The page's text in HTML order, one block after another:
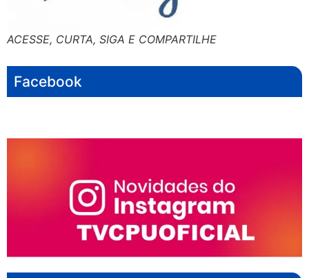
ACESSE, CURTA, SIGA E COMPARTILHE
Facebook